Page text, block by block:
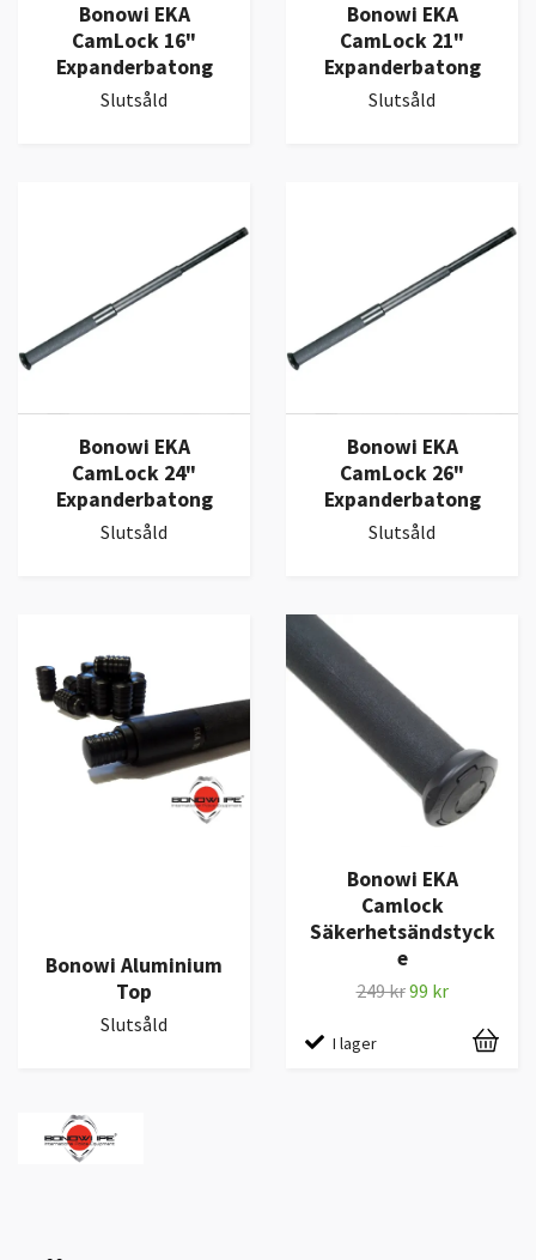
Bonowi EKA
CamLock 16"
Expanderbatong
Slutsåld
Bonowi EKA
CamLock 21"
Expanderbatong
Slutsåld
Bonowi EKA
CamLock 24"
Expanderbatong
Slutsåld
Bonowi EKA
CamLock 26"
Expanderbatong
Slutsåld
Bonowi Aluminium
Top
Slutsåld
Bonowi EKA
Camlock
Säkerhetsändstyck
e
249 kr99 kr
I lager